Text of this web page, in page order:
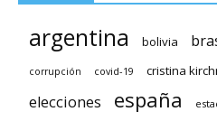
argentina bolivia
corrupción covid-19 cristina
elecciones españa